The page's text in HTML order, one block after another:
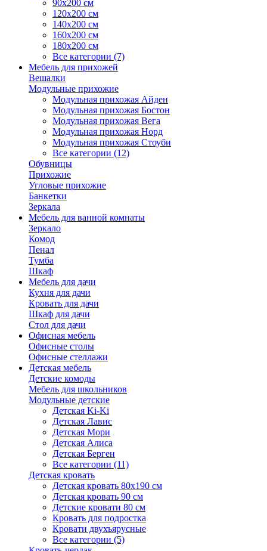
90х200 см
120х200 см
140х200 см
160х200 см
180х200 см
Все категории (7)
Мебель для прихожей
Вешалки
Модульные прихожие
Модульная прихожая Айден
Модульная прихожая Бостон
Модульная прихожая Вега
Модульная прихожая Норд
Модульная прихожая Стоуби
Все категории (12)
Обувницы
Прихожие
Угловые прихожие
Банкетки
Зеркала
Мебель для ванной комнаты
Зеркало
Комод
Пенал
Тумба
Шкаф
Мебель для дачи
Кухня для дачи
Кровать для дачи
Шкаф для дачи
Стол для дачи
Офисная мебель
Офисные столы
Офисные стеллажи
Детская мебель
Детские комоды
Мебель для школьников
Модульные детские
Детская Ki-Ki
Детская Лавис
Детская Мори
Детская Алиса
Детская Берген
Все категории (11)
Детская кровать
Детская кровать 80х190 см
Детская кровать 90 см
Детские кровати 80 см
Кровать для подростка
Кровати двухъярусные
Все категории (5)